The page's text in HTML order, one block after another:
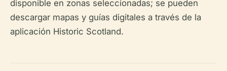
disponible en zonas seleccionadas; se pueden
descargar mapas y guías digitales a través de la
aplicación Historic Scotland.